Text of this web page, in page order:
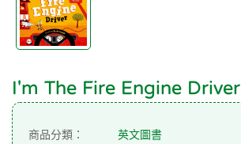
I'm The Fire Engine Driver
商品分類： 英文圖書